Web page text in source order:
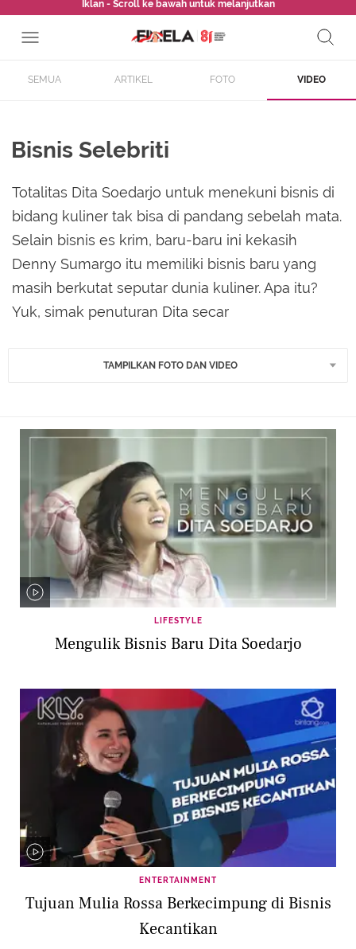
Iklan - Scroll ke bawah untuk melanjutkan
SEMUA ARTIKEL FOTO VIDEO
Bisnis Selebriti
Totalitas Dita Soedarjo untuk menekuni bisnis di
bidang kuliner tak bisa di pandang sebelah mata.
Selain bisnis es krim, baru-baru ini kekasih
Denny Sumargo itu memiliki bisnis baru yang
masih berkutat seputar dunia kuliner. Apa itu?
Yuk, simak penuturan Dita secar
TAMPILKAN FOTO DAN VIDEO
LIFESTYLE
Mengulik Bisnis Baru Dita Soedarjo
ENTERTAINMENT
Tujuan Mulia Rossa Berkecimpung di Bisnis
Kecantikan